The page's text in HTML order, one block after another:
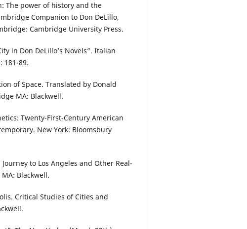
The power of history and the
Companion to Don DeLillo,
Cambridge University Press.
in Don DeLillo’s Novels”. Italian
181-89.
of Space. Translated by Donald
MA: Blackwell.
Twenty-First-Century American
New York: Bloomsbury
to Los Angeles and Other Real-
Blackwell.
Critical Studies of Cities and